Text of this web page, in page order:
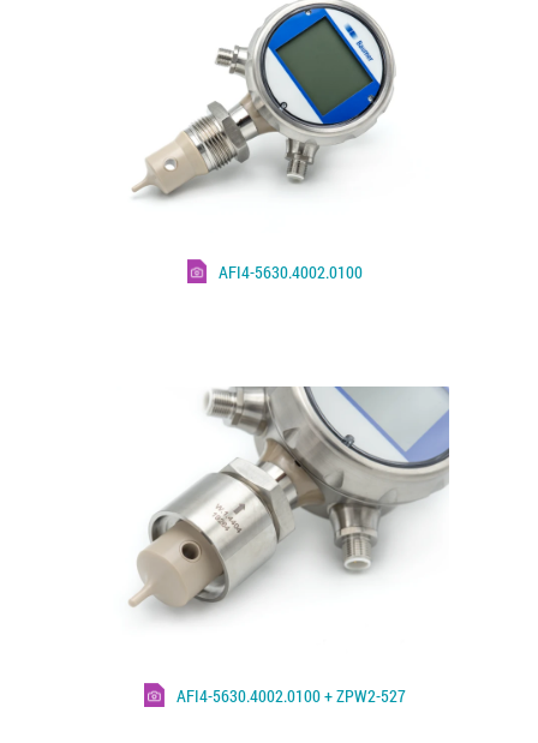
AFI4-5630.4002.0100
AFI4-5630.4002.0100 + ZPW2-527